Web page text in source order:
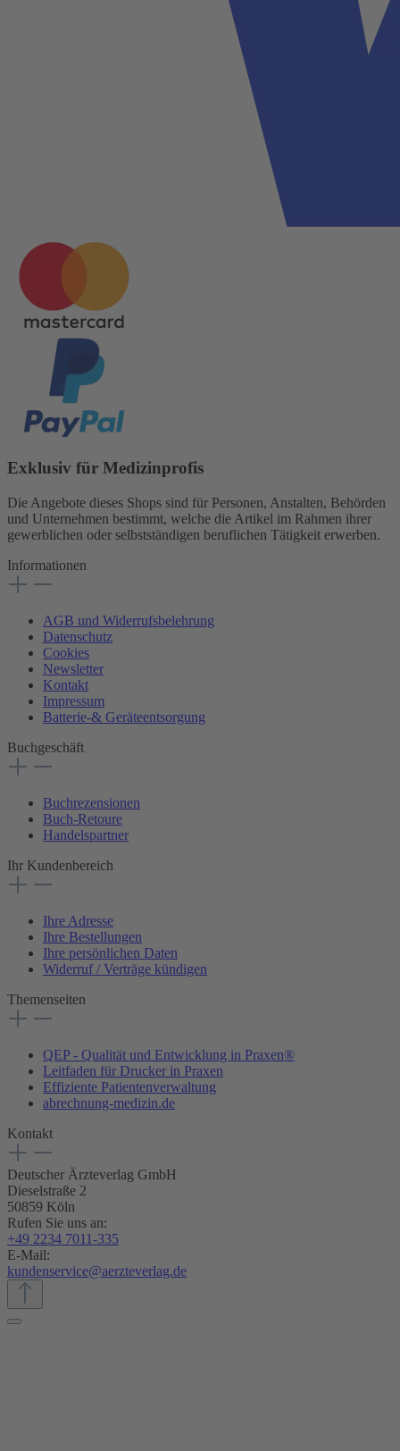
Exklusiv für Medizinprofis
Die Angebote dieses Shops sind für Personen, Anstalten, Behörden
und Unternehmen bestimmt, welche die Artikel im Rahmen ihrer
gewerblichen oder selbstständigen beruflichen Tätigkeit erwerben.
Informationen
AGB und Widerrufsbelehrung
Datenschutz
Cookies
Newsletter
Kontakt
Impressum
Batterie-& Geräteentsorgung
Buchgeschäft
Buchrezensionen
Buch-Retoure
Handelspartner
Ihr Kundenbereich
Ihre Adresse
Ihre Bestellungen
Ihre persönlichen Daten
Widerruf / Verträge kündigen
Themenseiten
QEP - Qualität und Entwicklung in Praxen®
Leitfaden für Drucker in Praxen
Effiziente Patientenverwaltung
abrechnung-medizin.de
Kontakt
Deutscher Ärzteverlag GmbH
Dieselstraße 2
50859 Köln
Rufen Sie uns an:
+49 2234 7011-335
E-Mail:
kundenservice@aerzteverlag.de